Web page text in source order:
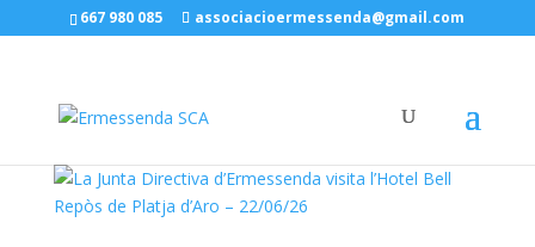
667 980 085 associacioermessenda@gmail.com